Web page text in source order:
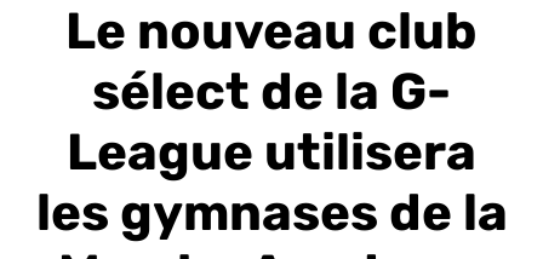
Le nouveau club
sélect de la G-
League utilisera
les gymnases de la